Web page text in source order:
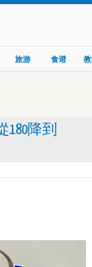
旅游 食谱
降到